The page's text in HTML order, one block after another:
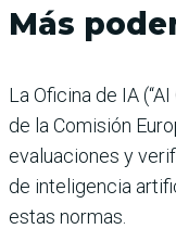
Más
La Oficina de IA
de la Comisión
evaluaciones y
de inteligencia
estas normas.